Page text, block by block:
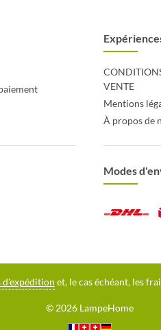
VENTE
Mentions
À propos de
Modes
d'expédition et, le cas échéant, les
© 2026 LampeHome